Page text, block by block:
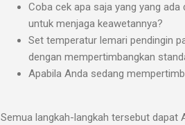
Coba cek apa saja yang yang
untuk menjaga keawetannya?
Set temperatur lemari pendingin
dengan mempertimbangkan
Apabila Anda sedang
Semua langkah-langkah tersebut dapat